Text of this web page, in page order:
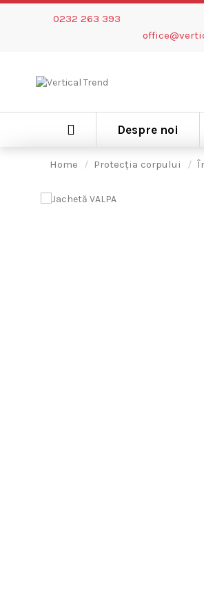
0232 263 393
Despre noi
Home Protecția corpului